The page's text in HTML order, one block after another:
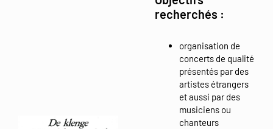
recherchés :
organisation de
concerts de qualité
présentés par des
artistes étrangers
et aussi par des
musiciens ou
chanteurs